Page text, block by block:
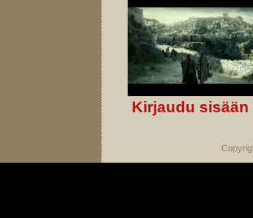
Kirjaudu sisään